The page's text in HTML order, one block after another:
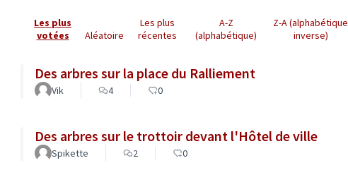
Les plus
votées
Aléatoire
Les plus
récentes
A-Z
(alphabétique)
Z-A (alphabétique
inverse)
Des arbres sur la place du Ralliement
Vik 4 0
Des arbres sur le trottoir devant l'Hôtel de ville
Spikette 2 0